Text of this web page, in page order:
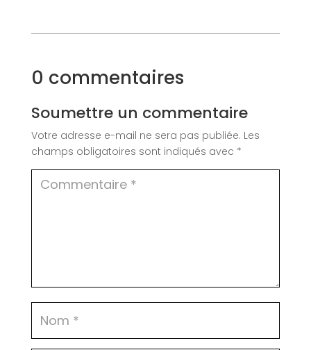
0 commentaires
Soumettre un commentaire
Votre adresse e-mail ne sera pas publiée. Les
champs obligatoires sont indiqués avec *